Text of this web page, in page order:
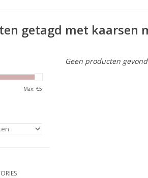
getagd met kaarsen
Max: €5
Geen producten